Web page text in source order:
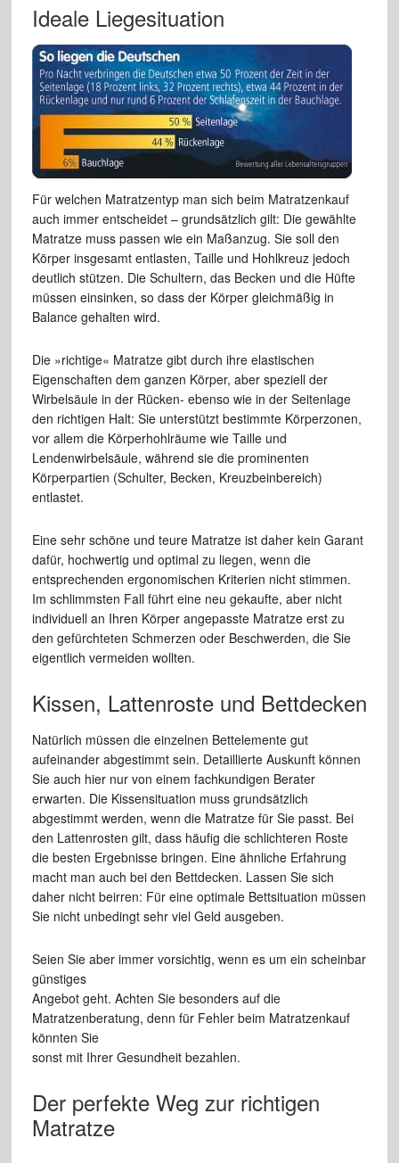
Ideale Liegesituation
Für welchen Matratzentyp man sich beim Matratzenkauf
auch immer entscheidet – grundsätzlich gilt: Die gewählte
Matratze muss passen wie ein Maßanzug. Sie soll den
Körper insgesamt entlasten, Taille und Hohlkreuz jedoch
deutlich stützen. Die Schultern, das Becken und die Hüfte
müssen einsinken, so dass der Körper gleichmäßig in
Balance gehalten wird.
Die »richtige« Matratze gibt durch ihre elastischen
Eigenschaften dem ganzen Körper, aber speziell der
Wirbelsäule in der Rücken- ebenso wie in der Seitenlage
den richtigen Halt: Sie unterstützt bestimmte Körperzonen,
vor allem die Körperhohlräume wie Taille und
Lendenwirbelsäule, während sie die prominenten
Körperpartien (Schulter, Becken, Kreuzbeinbereich)
entlastet.
Eine sehr schöne und teure Matratze ist daher kein Garant
dafür, hochwertig und optimal zu liegen, wenn die
entsprechenden ergonomischen Kriterien nicht stimmen.
Im schlimmsten Fall führt eine neu gekaufte, aber nicht
individuell an Ihren Körper angepasste Matratze erst zu
den gefürchteten Schmerzen oder Beschwerden, die Sie
eigentlich vermeiden wollten.
Kissen, Lattenroste und Bettdecken
Natürlich müssen die einzelnen Bettelemente gut
aufeinander abgestimmt sein. Detaillierte Auskunft können
Sie auch hier nur von einem fachkundigen Berater
erwarten. Die Kissensituation muss grundsätzlich
abgestimmt werden, wenn die Matratze für Sie passt. Bei
den Lattenrosten gilt, dass häufig die schlichteren Roste
die besten Ergebnisse bringen. Eine ähnliche Erfahrung
macht man auch bei den Bettdecken. Lassen Sie sich
daher nicht beirren: Für eine optimale Bettsituation müssen
Sie nicht unbedingt sehr viel Geld ausgeben.
Seien Sie aber immer vorsichtig, wenn es um ein scheinbar
günstiges
Angebot geht. Achten Sie besonders auf die
Matratzenberatung, denn für Fehler beim Matratzenkauf
könnten Sie
sonst mit Ihrer Gesundheit bezahlen.
Der perfekte Weg zur richtigen
Matratze